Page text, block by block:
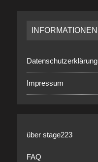
INFORMATIONEN
Datenschutzerklärung
Impressum
über stage223
FAQ